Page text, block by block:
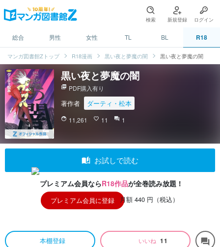
検索 新規登録 ログイン
総合 男性 女性 TL BL R18
マンガ図書館Zトップ R18漫画 黒い夜と夢魔の闇 黒い夜と夢魔の闇
黒い夜と夢魔の闇
picture_as_pdf PDF購入有り
著作者 ダーティ・松本
face 11,261 favorite_border 11 question_answer 1
auto_stories お試しで読む
プレミアム会員ならR18作品が全巻読み放題！
プレミアム会員に登録 月額 440 円（税込）
本棚登録 いいね 11 forum